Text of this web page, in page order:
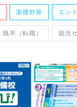
面接対策 エン
既卒（転職） 就活